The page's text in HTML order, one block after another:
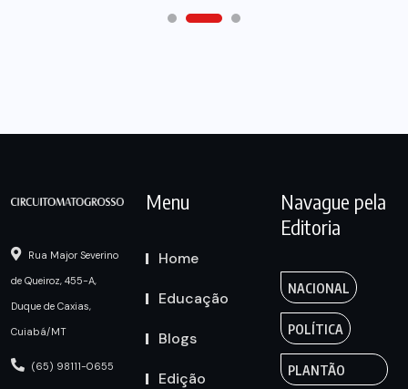
Rua Major Severino
de Queiroz, 455-A,
Duque de Caxias,
Cuiabá/MT
(65) 98111-0655
Menu
Home
Educação
Blogs
Edição
Navague pela
Editoria
NACIONAL
POLÍTICA
PLANTÃO